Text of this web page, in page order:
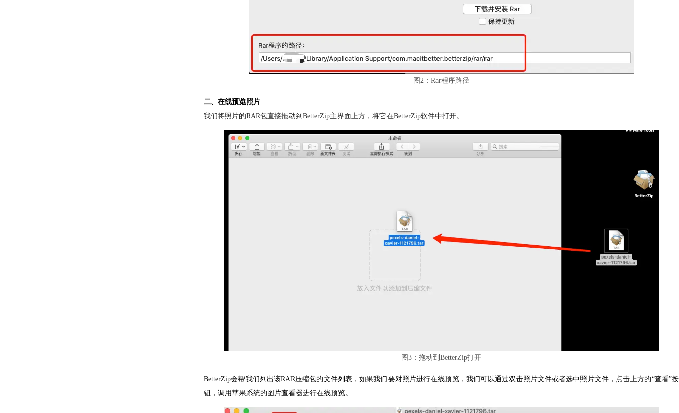
图2：Rar程序路径
二、在线预览照片
我们将照片的RAR包直接拖动到BetterZip主界面上方，将它在BetterZip软件中打开。
图3：拖动到BetterZip打开
BetterZip会帮我们列出该RAR压缩包的文件列表，如果我们要对照片进行在线预览，我们可以通过双击照片文件或者选中照片文件，点击上方的“查看”按
钮，调用苹果系统的图片查看器进行在线预览。